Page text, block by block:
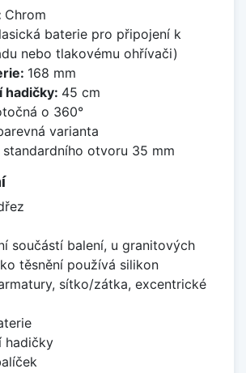
Chrom
baterie pro připojení k
nebo tlakovému ohřívači)
168 mm
hadičky: 45 cm
o 360°
varianta
otvoru 35 mm
součástí balení, u granitových
těsnění používá silikon
sítko/zátka, excentrické
hadičky